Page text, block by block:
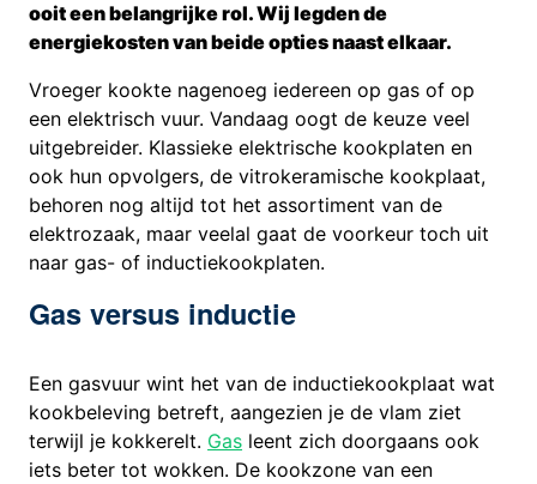
ooit een belangrijke rol. Wij legden de
energiekosten van beide opties naast elkaar.
Vroeger kookte nagenoeg iedereen op gas of op
een elektrisch vuur. Vandaag oogt de keuze veel
uitgebreider. Klassieke elektrische kookplaten en
ook hun opvolgers, de vitrokeramische kookplaat,
behoren nog altijd tot het assortiment van de
elektrozaak, maar veelal gaat de voorkeur toch uit
naar gas- of inductiekookplaten.
Gas versus inductie
Een gasvuur wint het van de inductiekookplaat wat
kookbeleving betreft, aangezien je de vlam ziet
terwijl je kokkerelt. Gas leent zich doorgaans ook
iets beter tot wokken. De kookzone van een